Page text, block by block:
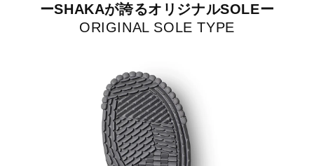
ーSHAKAが誇るオリジナルSOLEー
ORIGINAL SOLE TYPE